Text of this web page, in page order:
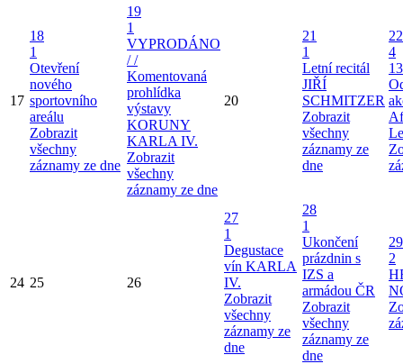
17
18
1
Otevření
nového
sportovního
areálu
Zobrazit
všechny
záznamy ze dne
19
1
VYPRODÁNO
/ /
Komentovaná
prohlídka
výstavy
KORUNY
KARLA IV.
Zobrazit
všechny
záznamy ze dne
20
21
1
Letní recitál
JIŘÍ
SCHMITZER
Zobrazit
všechny
záznamy ze
dne
22
4
24 25 26
27
1
Degustace
vín KARLA
IV.
Zobrazit
všechny
záznamy ze
dne
28
1
Ukončení
prázdnin s
IZS a
armádou ČR
Zobrazit
všechny
záznamy ze
dne
29
2